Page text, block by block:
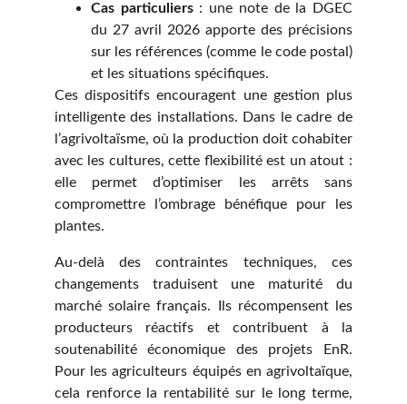
Cas particuliers: une note de la DGEC
du 27 avril 2026 apporte des précisions
sur les références (comme le code postal)
et les situations spécifiques.
Ces dispositifs encouragent une gestion plus
intelligente des installations. Dans le cadre de
l’agrivoltaïsme, où la production doit cohabiter
avec les cultures, cette flexibilité est un atout :
elle permet d’optimiser les arrêts sans
compromettre l’ombrage bénéfique pour les
plantes.
Au-delà des contraintes techniques, ces
changements traduisent une maturité du
marché solaire français. Ils récompensent les
producteurs réactifs et contribuent à la
soutenabilité économique des projets EnR.
Pour les agriculteurs équipés en agrivoltaïque,
cela renforce la rentabilité sur le long terme,